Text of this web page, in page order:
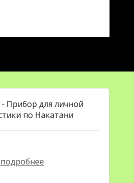
- Прибор для личной
по Накатани
подробнее